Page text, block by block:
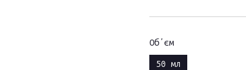
Обʼєм
50 мл